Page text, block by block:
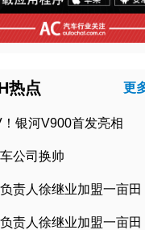
热点 更
银河V900首发亮相
公司换帅
责人徐继业加盟一亩田
责人徐继业加盟一亩田